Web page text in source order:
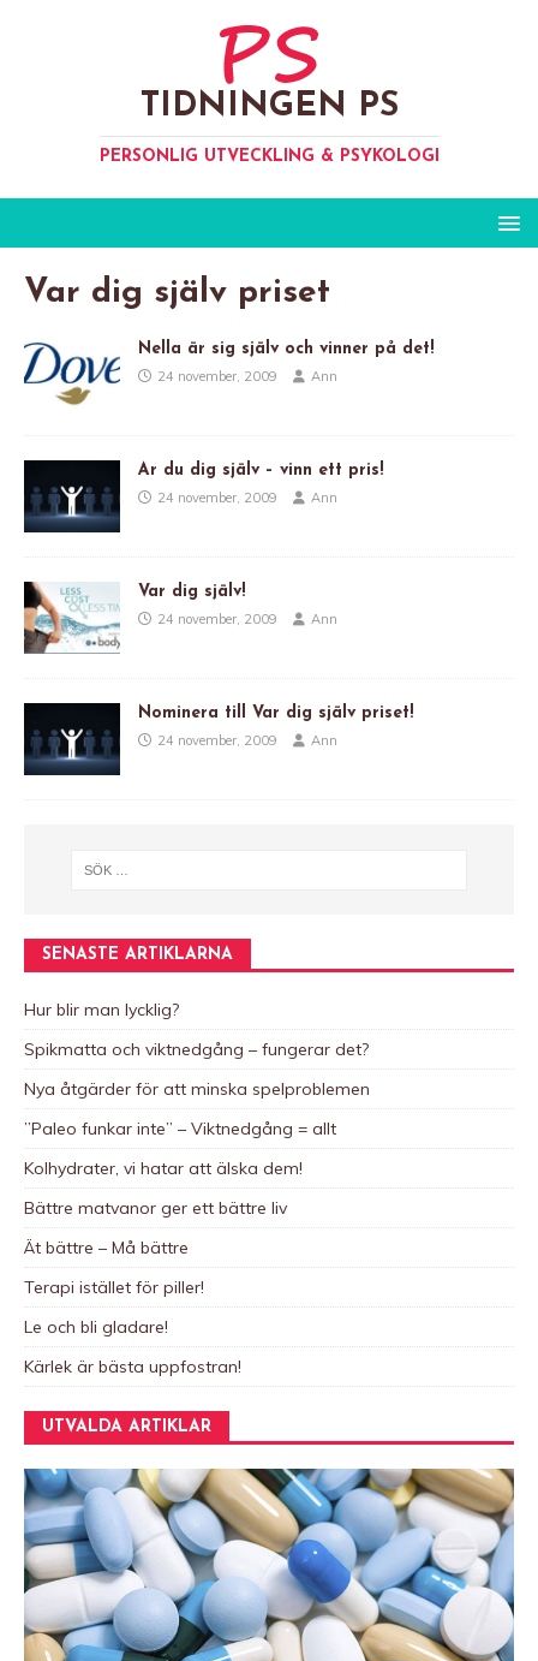
TIDNINGEN PS
PERSONLIG UTVECKLING & PSYKOLOGI
Var dig själv priset
Nella är sig själv och vinner på det!
24 november, 2009 Ann
Är du dig själv – vinn ett pris!
24 november, 2009 Ann
Var dig själv!
24 november, 2009 Ann
Nominera till Var dig själv priset!
24 november, 2009 Ann
SENASTE ARTIKLARNA
Hur blir man lycklig?
Spikmatta och viktnedgång – fungerar det?
Nya åtgärder för att minska spelproblemen
”Paleo funkar inte” – Viktnedgång = allt
Kolhydrater, vi hatar att älska dem!
Bättre matvanor ger ett bättre liv
Ät bättre – Må bättre
Terapi istället för piller!
Le och bli gladare!
Kärlek är bästa uppfostran!
UTVALDA ARTIKLAR